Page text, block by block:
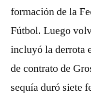
formación de la
Fútbol. Luego
incluyó la derrota
de contrato de
sequía duró siete